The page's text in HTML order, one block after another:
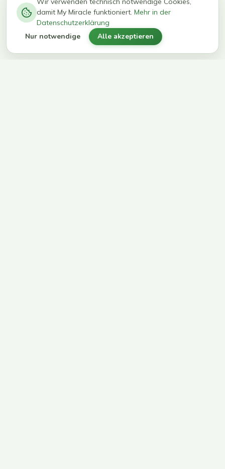
kg in 12
Wochen
erreichen
ihr Ziel
damit My Miracle funktioniert. Mehr in der
Datenschutzerklärung
Nur notwendige Alle akzeptieren